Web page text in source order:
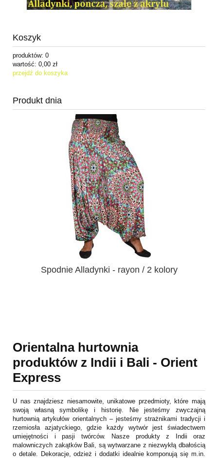
Koszyk
produktów: 0
wartość: 0,00 zł
przejdź do koszyka
Produkt dnia
Spodnie Alladynki - rayon / 2 kolory
Orientalna hurtownia
produktów z Indii i Bali - Orient
Express
U nas znajdziesz niesamowite, unikatowe przedmioty, które mają
swoją własną symbolikę i historię. Nie jesteśmy zwyczajną
hurtownią artykułów orientalnych – jesteśmy strażnikami tradycji i
rzemiosła azjatyckiego, gdzie każdy wytwór jest świadectwem
umiejętności i pasji twórców. Nasze produkty z Indii oraz
malowniczych zakątków Bali, są wytwarzane z niezwykłą dbałością
o detale. Dekoracje, odzież i dodatki idealnie komponują się m.in.